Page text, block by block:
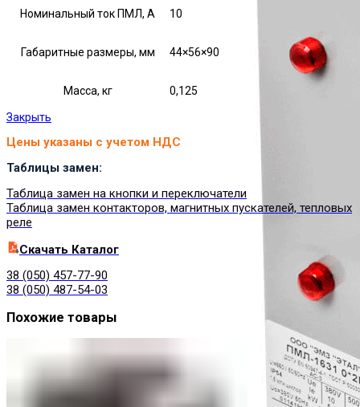
Номинальный ток ПМЛ, А 10
Габаритные размеры, мм 44×56×90
Масса, кг 0,125
Закрыть
Цены указаны с учетом НДС
Таблицы замен:
Таблица замен на кнопки и переключатели
Таблица замен контакторов, магнитных пускателей, тепловых
реле
Cкачать Каталог
38 (050) 457-77-90
38 (050) 487-54-03
Похожие товары